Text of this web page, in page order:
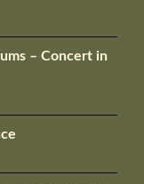
– Concert in